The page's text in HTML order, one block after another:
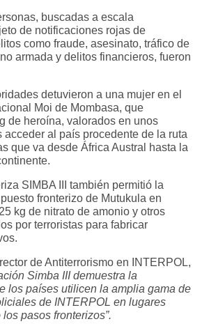
buscadas a escala
de notificaciones rojas de
como fraude, asesinato, tráfico de
armada y delitos financieros, fueron
detuvieron a una mujer en el
Moi de Mombasa, que
de heroína, valorados en unos
acceder al país procedente de la ruta
que va desde África Austral hasta la
SIMBA III también permitió la
fronterizo de Mutukula en
kg de nitrato de amonio y otros
por terroristas para fabricar
de Antiterrorismo en INTERPOL,
Simba III demuestra la
los países utilicen la amplia gama de
de INTERPOL en lugares
pasos fronterizos”.